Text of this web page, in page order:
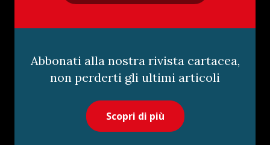
Abbonati alla nostra rivista cartacea,
non perderti gli ultimi articoli
Scopri di più